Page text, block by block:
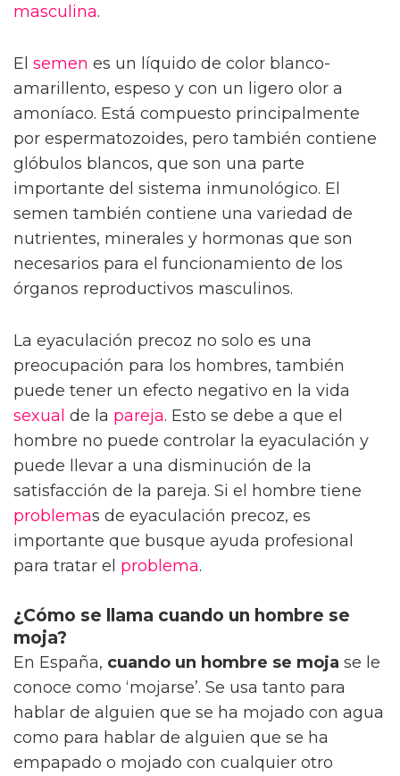
masculina.
El semen es un líquido de color blanco-
amarillento, espeso y con un ligero olor a
amoníaco. Está compuesto principalmente
por espermatozoides, pero también contiene
glóbulos blancos, que son una parte
importante del sistema inmunológico. El
semen también contiene una variedad de
nutrientes, minerales y hormonas que son
necesarios para el funcionamiento de los
órganos reproductivos masculinos.
La eyaculación precoz no solo es una
preocupación para los hombres, también
puede tener un efecto negativo en la vida
sexual de la pareja. Esto se debe a que el
hombre no puede controlar la eyaculación y
puede llevar a una disminución de la
satisfacción de la pareja. Si el hombre tiene
problemas de eyaculación precoz, es
importante que busque ayuda profesional
para tratar el problema.
¿Cómo se llama cuando un hombre se
moja?
En España, cuando un hombre se moja se le
conoce como ‘mojarse’. Se usa tanto para
hablar de alguien que se ha mojado con agua
como para hablar de alguien que se ha
empapado o mojado con cualquier otro